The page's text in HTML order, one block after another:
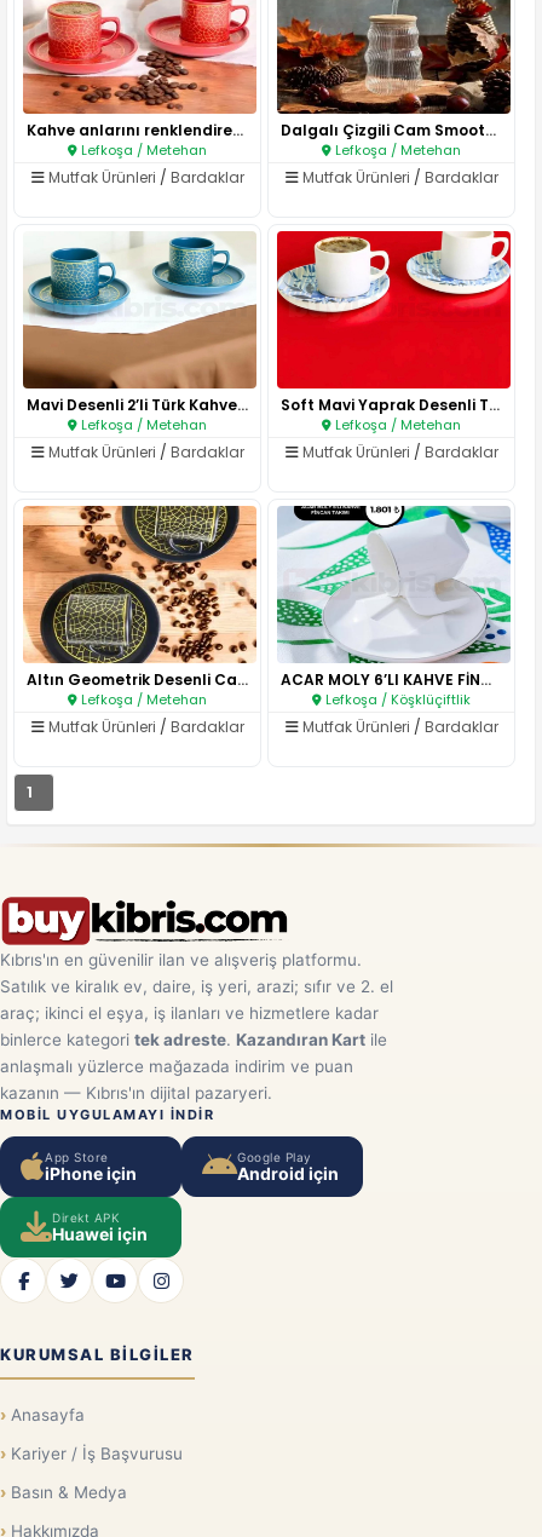
Kahve anlarını renklendiren mo..
Lefkoşa / Metehan
Mutfak Ürünleri / Bardaklar
Dalgalı Çizgili Cam Smoothie –..
Lefkoşa / Metehan
Mutfak Ürünleri / Bardaklar
Mavi Desenli 2’li Türk Kahvesi..
Lefkoşa / Metehan
Mutfak Ürünleri / Bardaklar
Soft Mavi Yaprak Desenli Türk ..
Lefkoşa / Metehan
Mutfak Ürünleri / Bardaklar
Altın Geometrik Desenli Cam Fi..
Lefkoşa / Metehan
Mutfak Ürünleri / Bardaklar
ACAR MOLY 6’LI KAHVE FİNCAN TA..
Lefkoşa / Köşklüçiftlik
Mutfak Ürünleri / Bardaklar
1
Kıbrıs'ın en güvenilir ilan ve alışveriş platformu.
Satılık ve kiralık ev, daire, iş yeri, arazi; sıfır ve 2. el
araç; ikinci el eşya, iş ilanları ve hizmetlere kadar
binlerce kategori tek adreste. Kazandıran Kart ile
anlaşmalı yüzlerce mağazada indirim ve puan
kazanın — Kıbrıs'ın dijital pazaryeri.
MOBIL UYGULAMAYI INDIR
App Store
iPhone için
Google Play
Android için
Direkt APK
Huawei için
KURUMSAL BILGILER
Anasayfa
Kariyer / İş Başvurusu
Basın & Medya
Hakkımızda